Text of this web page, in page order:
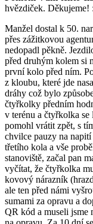
hvězdiček. Děkujeme!
Manžel dostal k 50.
přes zážitkovou
nedopadl pěkně.
před druhým kolem si
první kolo před ním.
z kloubu, které jde
dráhy což bylo
čtyřkolky předním
v terénu a čtyřkolka
pomohl vrátit zpět, s
chvilce pauzy na
třetího kola a vše
stanoviště, začal pan
vyčítat, že čtyřkolka
kovový nárazník
ale ten před námi
sumami za opravu a
QR kód a museli jsme